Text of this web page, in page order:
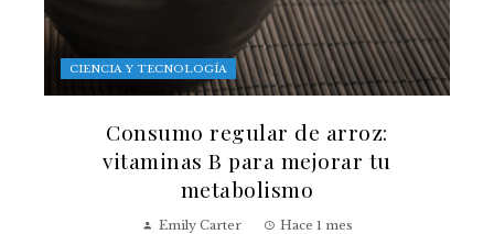
CIENCIA Y TECNOLOGÍA
Consumo regular de arroz:
vitaminas B para mejorar tu
metabolismo
Emily Carter Hace 1 mes